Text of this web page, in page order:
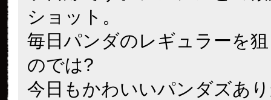
ショット。
毎日パンダのレギュラーを
のでは?
今日もかわいいパンダズあ